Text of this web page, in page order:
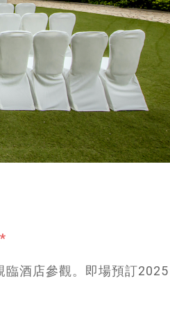
臨酒店參觀。即場預訂2025